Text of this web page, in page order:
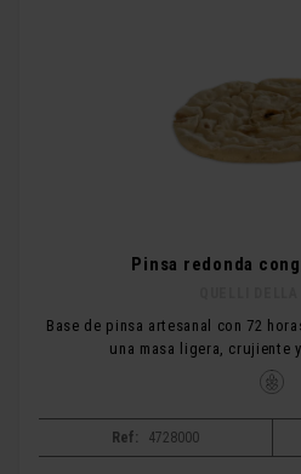
Pinsa redonda
Base de pinsa artesanal con 72
una masa ligera, crujiente
Ref: 4728000